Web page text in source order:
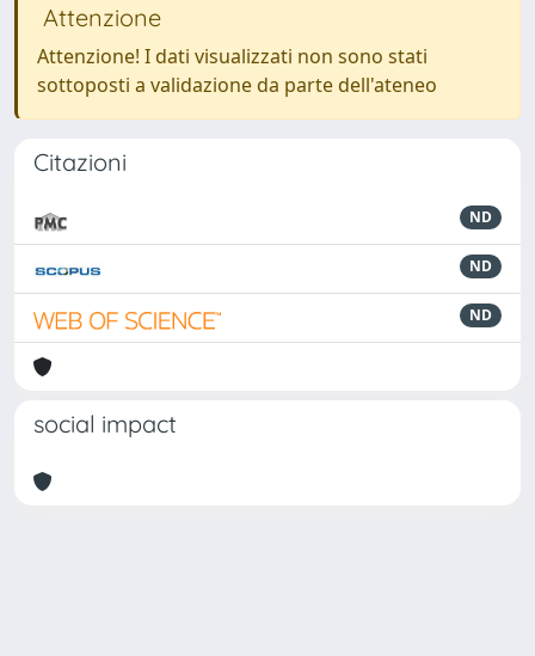
Attenzione
Attenzione! I dati visualizzati non sono stati
sottoposti a validazione da parte dell'ateneo
Citazioni
ND
ND
ND
social impact